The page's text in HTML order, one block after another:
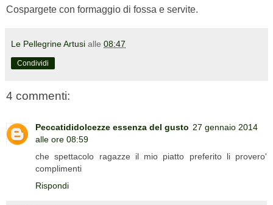
Cospargete con formaggio di fossa e servite.
Le Pellegrine Artusi alle 08:47
Condividi
4 commenti:
Peccatididolcezze essenza del gusto 27 gennaio 2014
alle ore 08:59
che spettacolo ragazze il mio piatto preferito li provero'
complimenti
Rispondi